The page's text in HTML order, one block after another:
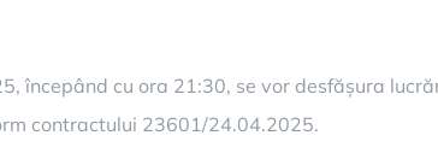
începând cu ora 21:30, se vor desfășura
contractului 23601/24.04.2025.